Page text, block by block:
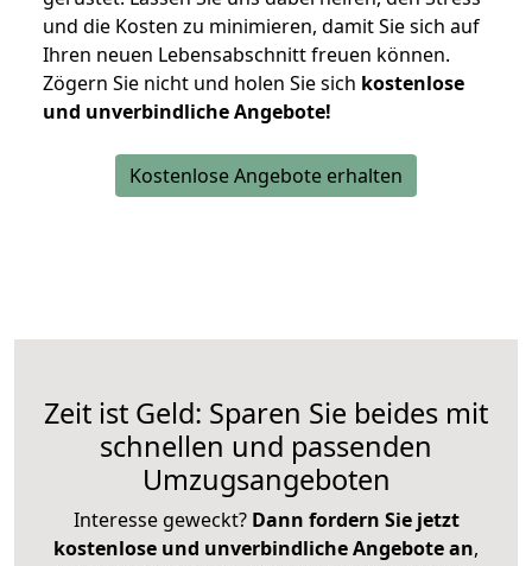
und die Kosten zu minimieren, damit Sie sich auf
Ihren neuen Lebensabschnitt freuen können.
Zögern Sie nicht und holen Sie sich kostenlose
und unverbindliche Angebote!
Kostenlose Angebote erhalten
Zeit ist Geld: Sparen Sie beides mit
schnellen und passenden
Umzugsangeboten
Interesse geweckt? Dann fordern Sie jetzt
kostenlose und unverbindliche Angebote an,